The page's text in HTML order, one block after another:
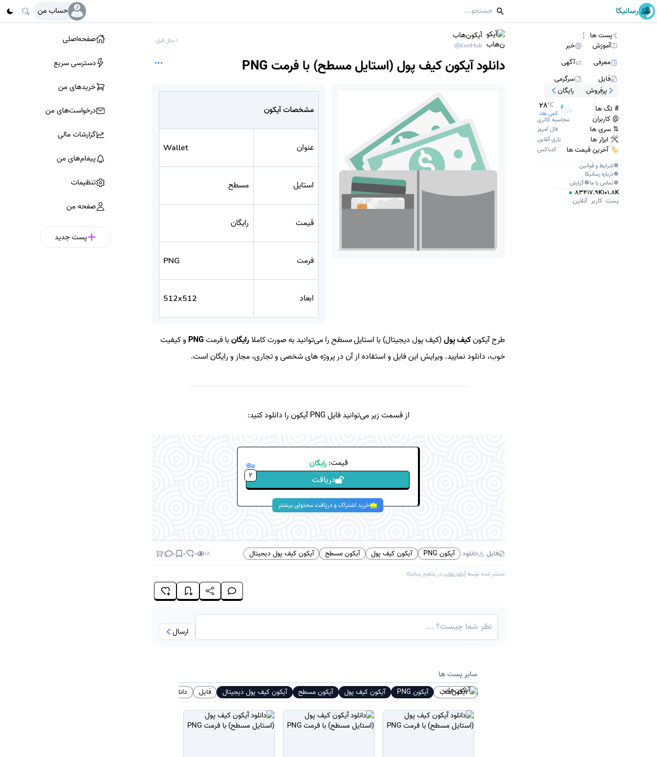
رسانیکا حساب من
آیکون‌هاب
@IconHub
1 سال قبل
دانلود آیکون کیف پول (استایل مسطح) با فرمت PNG
مشخصات آیکون
عنوان Wallet
استایل مسطح
قیمت رایگان
فرمت PNG
ابعاد 512x512
طرح آیکونکیف پول(کیف پول دیجیتال) با استایلمسطحرا می‌توانید به صورت کاملا رایگانبا فرمتPNG و کیفیت
خوب، دانلود نمایید. ویرایش این فایل و استفاده از آن در پروژه های شخصی و تجاری، مجاز و رایگان است.
از قسمت زیر می‌توانید فایل PNG آیکون را دانلود کنید:
قیمت: رایگان
دریافت 2
خرید اشتراک و دریافت محتوای بیشتر
فایل دانلود آیکون PNG آیکون کیف پول آیکون مسطح آیکون کیف پول دیجیتال 18
0
0
0
1
منتشر شده توسطآیکون‌هابدر پلتفرمرسانیکا
ارسال
سایر پست ها
آیکون‌هاب
آیکون PNG آیکون کیف پول آیکون مسطح آیکون کیف پول دیجیتال فایل دانلود
صفحه‌اصلی
دسترسی سریع
پست جدید
خرید‌های من
درخواست‌های من
گزارشات مالی
پیغام‌های من
تنظیمات
صفحه من
پست ها
آموزش
خبر
معرفی
آگهی
فایل
سرگرمی
پرفروش رایگان
# تگ ها 28°C
کمی بعد @ کاربران محاسبه کالری
⇅ سری ها فال امروز
🛠 ابزار ها بازی آنلاین
🏷️ آخرین قیمت ها
کدباکس
●شرایط و قوانین
●دربارهرسانیکا
●تماس با ما●گزارش
101.8K
پست
17.9K
کاربر
834
آنلاین